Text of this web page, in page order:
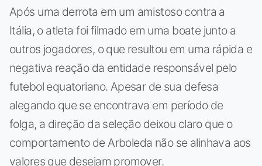
Após uma derrota em um amistoso contra a
Itália, o atleta foi filmado em uma boate junto a
outros jogadores, o que resultou em uma rápida e
negativa reação da entidade responsável pelo
futebol equatoriano. Apesar de sua defesa
alegando que se encontrava em período de
folga, a direção da seleção deixou claro que o
comportamento de Arboleda não se alinhava aos
valores que desejam promover.